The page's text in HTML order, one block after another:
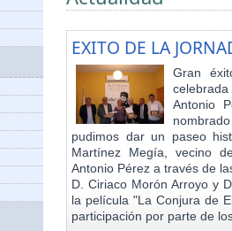
EXITO DE LA
Gran
Antonio
pudimos dar un paseo
Martínez Megía, vecino
Antonio Pérez a través de
D. Ciriaco Morón Arroyo y
la película "La Conjura de
participación por parte de